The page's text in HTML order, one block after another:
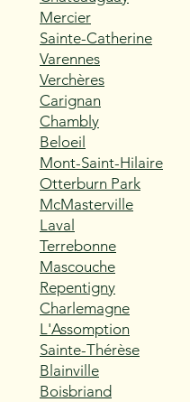
Mercier
Sainte-Catherine
Varennes
Verchères
Carignan
Chambly
Beloeil
Mont-Saint-Hilaire
Otterburn Park
McMasterville
Laval
Terrebonne
Mascouche
Repentigny
Charlemagne
L'Assomption
Sainte-Thérèse
Blainville
Boisbriand